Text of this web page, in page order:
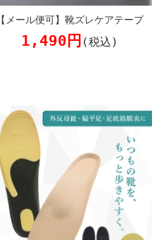
【メール便可】靴ズレケアテープ
1,490円 (税込)